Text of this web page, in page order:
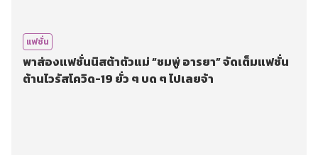
แฟชั่น
พาส่องแฟชั่นนิสต้าตัวแม่ “ชมพู่ อารยา” จัดเต็มแฟชั่น
ต้านไวรัสโควิด-19 ยั่ว ๆ บด ๆ ไปเลยจ้า